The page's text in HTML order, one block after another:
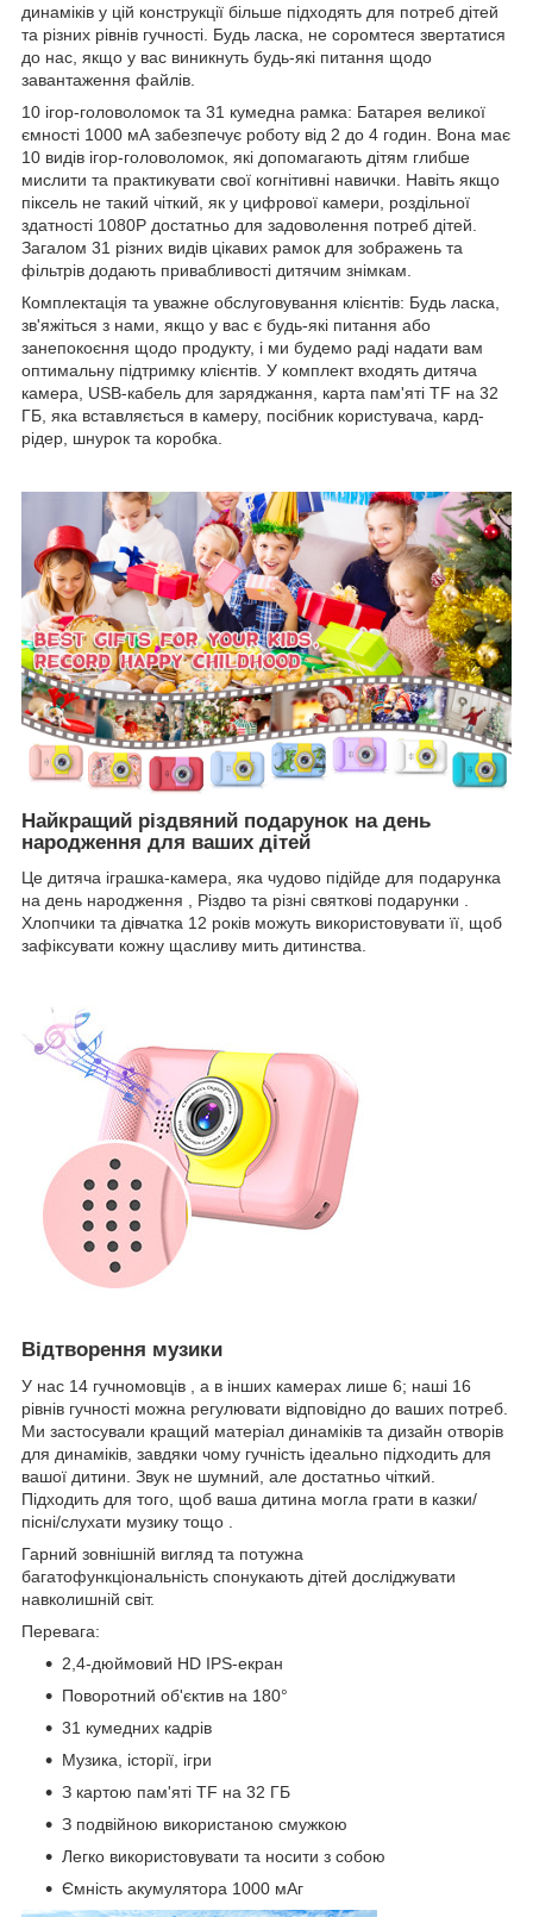
динаміків у цій конструкції більше підходять для потреб дітей
та різних рівнів гучності. Будь ласка, не соромтеся звертатися
до нас, якщо у вас виникнуть будь-які питання щодо
завантаження файлів.
10 ігор-головоломок та 31 кумедна рамка: Батарея великої
ємності 1000 мА забезпечує роботу від 2 до 4 годин. Вона має
10 видів ігор-головоломок, які допомагають дітям глибше
мислити та практикувати свої когнітивні навички. Навіть якщо
піксель не такий чіткий, як у цифрової камери, роздільної
здатності 1080P достатньо для задоволення потреб дітей.
Загалом 31 різних видів цікавих рамок для зображень та
фільтрів додають привабливості дитячим знімкам.
Комплектація та уважне обслуговування клієнтів: Будь ласка,
зв'яжіться з нами, якщо у вас є будь-які питання або
занепокоєння щодо продукту, і ми будемо раді надати вам
оптимальну підтримку клієнтів. У комплект входять дитяча
камера, USB-кабель для заряджання, карта пам'яті TF на 32
ГБ, яка вставляється в камеру, посібник користувача, кард-
рідер, шнурок та коробка.
Найкращий різдвяний подарунок на день
народження для ваших дітей
Це дитяча іграшка-камера, яка чудово підійде для подарунка
на день народження , Різдво та різні святкові подарунки .
Хлопчики та дівчатка 12 років можуть використовувати її, щоб
зафіксувати кожну щасливу мить дитинства.
Відтворення музики
У нас 14 гучномовців , а в інших камерах лише 6; наші 16
рівнів гучності можна регулювати відповідно до ваших потреб.
Ми застосували кращий матеріал динаміків та дизайн отворів
для динаміків, завдяки чому гучність ідеально підходить для
вашої дитини. Звук не шумний, але достатньо чіткий.
Підходить для того, щоб ваша дитина могла грати в казки/
пісні/слухати музику тощо .
Гарний зовнішній вигляд та потужна
багатофункціональність спонукають дітей досліджувати
навколишній світ.
Перевага:
2,4-дюймовий HD IPS-екран
Поворотний об'єктив на 180°
31 кумедних кадрів
Музика, історії, ігри
З картою пам'яті TF на 32 ГБ
З подвійною використаною смужкою
Легко використовувати та носити з собою
Ємність акумулятора 1000 мАг